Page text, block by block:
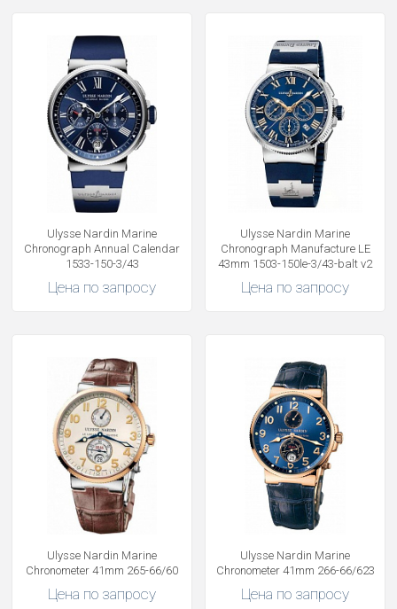
Ulysse Nardin Marine
Chronograph Annual Calendar
1533-150-3/43
Цена по запросу
Ulysse Nardin Marine
Chronograph Manufacture LE
43mm 1503-150le-3/43-balt v2
Цена по запросу
Ulysse Nardin Marine
Chronometer 41mm 265-66/60
Цена по запросу
Ulysse Nardin Marine
Chronometer 41mm 266-66/623
Цена по запросу